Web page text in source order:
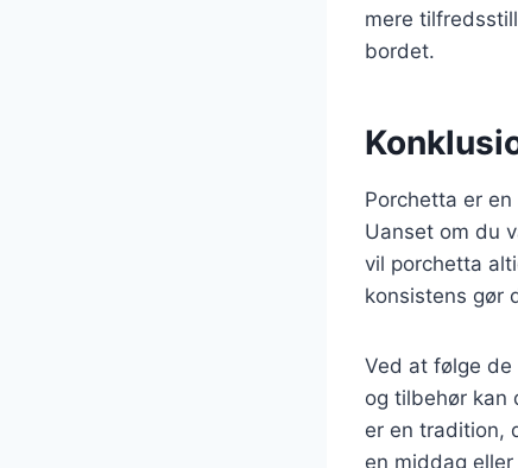
mere
bordet.
Porchetta er
Uanset om du
vil porchetta
konsistens gør
Ved at følge
og tilbehør kan
er en tradition,
en middag